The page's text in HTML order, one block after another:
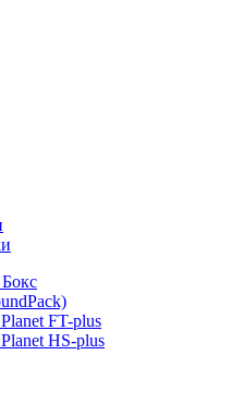
FT-plus
HS-plus